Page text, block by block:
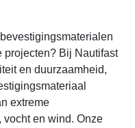
projecten? Bij Nautifast
en duurzaamheid,
extreme
vocht en wind. Onze